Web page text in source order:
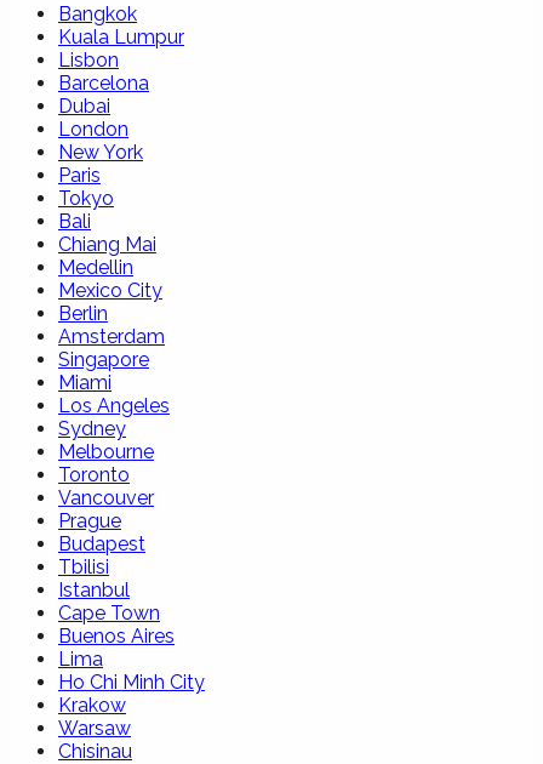
Bangkok
Kuala Lumpur
Lisbon
Barcelona
Dubai
London
New York
Paris
Tokyo
Bali
Chiang Mai
Medellin
Mexico City
Berlin
Amsterdam
Singapore
Miami
Los Angeles
Sydney
Melbourne
Toronto
Vancouver
Prague
Budapest
Tbilisi
Istanbul
Cape Town
Buenos Aires
Lima
Ho Chi Minh City
Krakow
Warsaw
Chisinau